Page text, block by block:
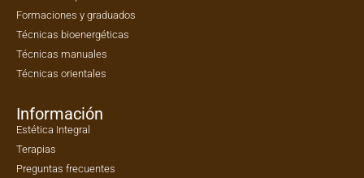
Formaciones y graduados
Técnicas bioenergéticas
Técnicas manuales
Técnicas orientales
Información
Estética Integral
Terapias
Preguntas frecuentes